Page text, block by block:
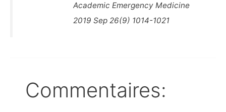
Academic Emergency Medicine
2019 Sep 26(9) 1014-1021
Commentaires: